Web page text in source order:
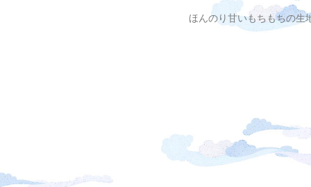
ほんのり甘いもちもちの生